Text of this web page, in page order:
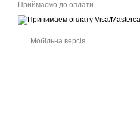
Приймаємо до оплати
Мобільна версія